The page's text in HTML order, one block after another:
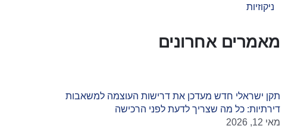
ניקוזיות
מאמרים אחרונים
תקן ישראלי חדש מעדכן את דרישות העוצמה למשאבות
דירתיות: כל מה שצריך לדעת לפני הרכישה
מאי 12, 2026